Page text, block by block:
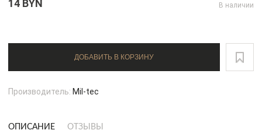
14 BYN В наличии
ДОБАВИТЬ В КОРЗИНУ
Производитель: Mil-tec
ОПИСАНИЕ ОТЗЫВЫ